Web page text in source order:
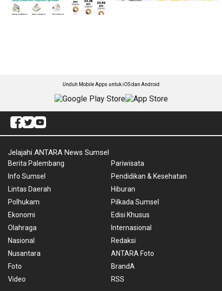
Unduh Mobile Apps untuk iOS dan Android
Jelajahi ANTARA News Sumsel
Berita Palembang
Info Sumsel
Lintas Daerah
Polhukam
Ekonomi
Olahraga
Nasional
Nusantara
Foto
Video
Pariwisata
Pendidikan & Kesehatan
Hiburan
Pilkada Sumsel
Edisi Khusus
Internasional
Redaksi
ANTARA Foto
BrandA
RSS